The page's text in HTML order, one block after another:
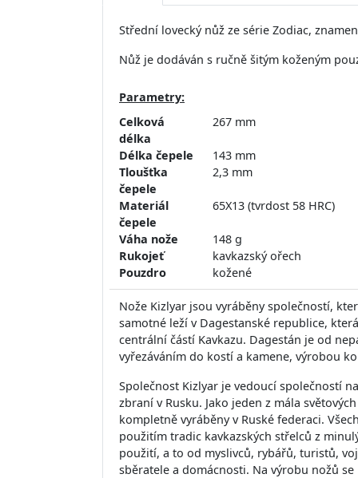
Střední lovecký nůž ze série Zodiac,
Nůž je dodáván s ručně šitým koženým
Parametry:
Celková
délka
267 mm
Délka čepele
143 mm
Tloušťka
čepele
2,3 mm
Materiál
čepele
65X13 (tvrdost 58 HRC)
Váha nože
148 g
Rukojeť
kavkazský ořech
Pouzdro
kožené
Nože Kizlyar jsou vyráběny společností,
samotné leží v Dagestanské republice,
centrální částí Kavkazu. Dagestán je od
vyřezáváním do kostí a kamene, výrobou
Společnost Kizlyar je vedoucí společností
zbraní v Rusku. Jako jeden z mála
kompletně vyráběny v Ruské federaci.
použitím tradic kavkazských střelců z
použití, a to od myslivců, rybářů, turistů,
sběratele a domácnosti. Na výrobu nožů